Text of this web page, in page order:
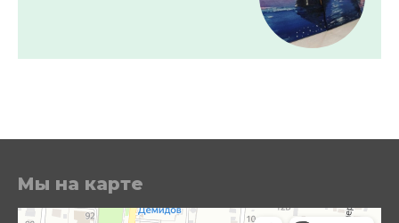
Мы на карте